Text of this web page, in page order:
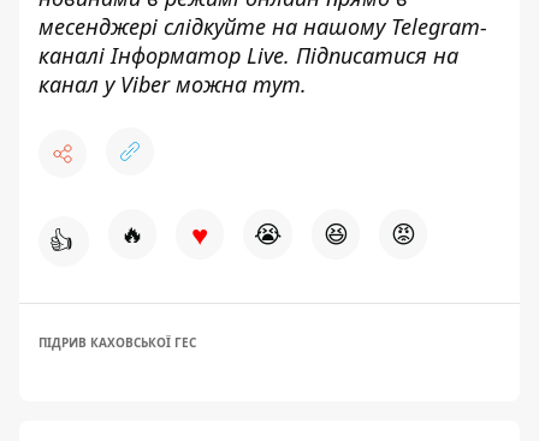
месенджері слідкуйте на нашому Telegram-
каналіІнформатор Live. Підписатися на
канал у Viber можна тут.
👍 🔥 ♥ 😭 😆 😡
ПІДРИВ КАХОВСЬКОЇ ГЕС